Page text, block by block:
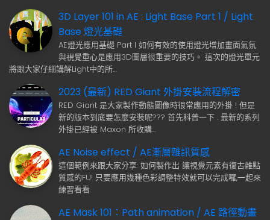
3D Layer 101 in AE : Light Base Part 1 / Light
Base 燈光基礎
AE燈光應用基礎 Part I 如何有效的使用燈光增加畫面氣氛
與視覺重心是應用3D圖層很重要的技巧。 這次的燈光單元
將跟大家仔細講解Light中的所…
2023 (最新) RED Giant 外掛安裝流程解密
RED Giant 是大家製作動態圖像時很常應用的外掛 ! 但是
新的版本到底要怎麼安裝呢??? 首先科普一下 : 最新的系列
外掛已經被 Maxon 所收購…
AE Noise effect / AE漸層雜訊質感
這個範例來跟大家分享: 如何製作出 讓視覺元素有復古雜點
質感的FU! 只要應用幾種色彩調整特效就可以完成囉,一起來
練習看看.
AE Mask 101：Path animation / AE 路徑動畫